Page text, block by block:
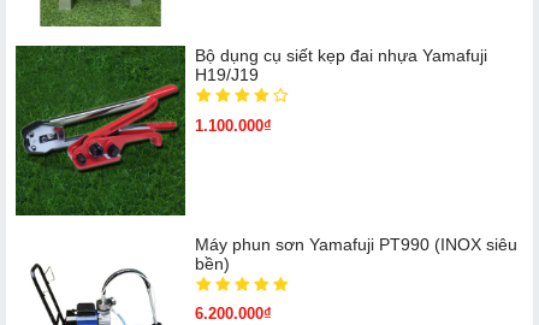
Bộ dụng cụ siết kẹp đai nhựa Yamafuji
H19/J19
1.100.000₫
Máy phun sơn Yamafuji PT990 (INOX siêu
bền)
6.200.000₫